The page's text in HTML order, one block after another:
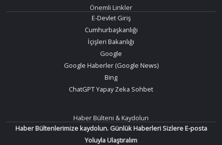
Önemli Linkler
E-Devlet Giriş
Cumhurbaşkanlığı
İçişleri Bakanlığı
Google
Google Haberler (Google News)
Bing
ChatGPT Yapay Zeka Sohbet
Haber Bülteni & Kaydolun
Haber Bültenlerimize kaydolun. Günlük Haberleri Sizlere E-posta
Yoluyla Ulaştıralım